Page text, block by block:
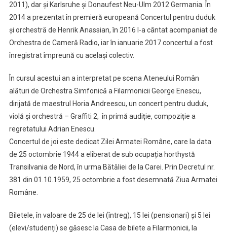
2011), dar și Karlsruhe și Donaufest Neu-Ulm 2012 Germania. În
2014 a prezentat în premieră europeană Concertul pentru duduk
și orchestră de Henrik Anassian, în 2016 l-a cântat acompaniat de
Orchestra de Cameră Radio, iar în ianuarie 2017 concertul a fost
înregistrat împreună cu același colectiv.
În cursul acestui an a interpretat pe scena Ateneului Român
alături de Orchestra Simfonică a Filarmonicii George Enescu,
dirijată de maestrul Horia Andreescu, un concert pentru duduk,
violă și orchestră – Graffiti 2, în primă audiție, compoziție a
regretatului Adrian Enescu.
Concertul de joi este dedicat Zilei Armatei Române, care la data
de 25 octombrie 1944 a eliberat de sub ocupația horthystă
Transilvania de Nord, în urma Bătăliei de la Carei. Prin Decretul nr.
381 din 01.10.1959, 25 octombrie a fost desemnată Ziua Armatei
Române.
Biletele, în valoare de 25 de lei (întreg), 15 lei (pensionari) și 5 lei
(elevi/studenți) se găsesc la Casa de bilete a Filarmonicii, la